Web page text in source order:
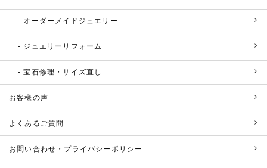
オーダーメイドジュエリー
ジュエリーリフォーム
宝石修理・サイズ直し
お客様の声
よくあるご質問
お問い合わせ・プライバシーポリシー